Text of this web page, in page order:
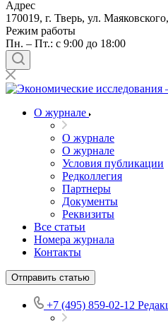
Адрес
170019, г. Тверь, ул.
Режим работы
Пн. – Пт.: с 9:00 до 18:00
О журнале
О журнале
О журнале
Условия публикации
Редколлегия
Партнеры
Документы
Реквизиты
Все статьи
Номера журнала
Контакты
Отправить статью
+7 (495) 859-02-12